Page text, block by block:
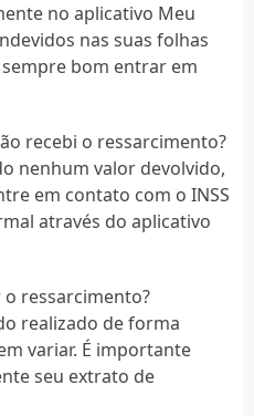
no aplicativo Meu
nas suas folhas
bom entrar em
recebi o ressarcimento?
nenhum valor devolvido,
em contato com o INSS
através do aplicativo
ressarcimento?
realizado de forma
variar. É importante
seu extrato de